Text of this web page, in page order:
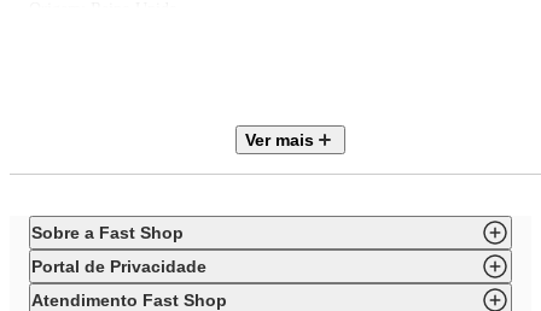
Dimensões do produto com embalagem (AxLxP): 3 x 30 x 65 cm
Peso do produto sem embalagem: 0,5 Kg
Garantia
3 meses
Ver mais
Sobre a Fast Shop
Portal de Privacidade
Atendimento Fast Shop